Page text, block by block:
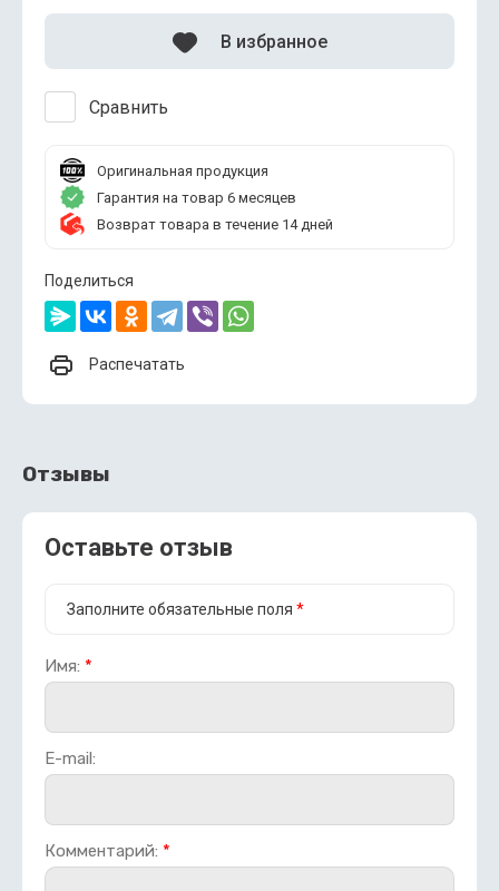
Сравнить
В избранное
Оригинальная продукция
Гарантия на товар 6 месяцев
Возврат товара в течение 14 дней
Поделиться
Распечатать
Отзывы
Оставьте отзыв
Заполните обязательные поля *
Имя: *
E-mail:
Комментарий: *